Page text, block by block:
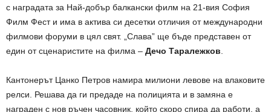
с наградата за Най-добър балкански филм на 21-вия София
Филм Фест и има в актива си десетки отличия от международни
филмови форуми в цял свят. „Слава” ще бъде представен от
един от сценаристите на филма – Дечо Таралежков
Кантонерът Цанко Петров намира милиони левове на влаковите
релси. Решава да ги предаде на полицията и в замяна е
награден с нов ръчен часовник, който скоро спира да работи, a